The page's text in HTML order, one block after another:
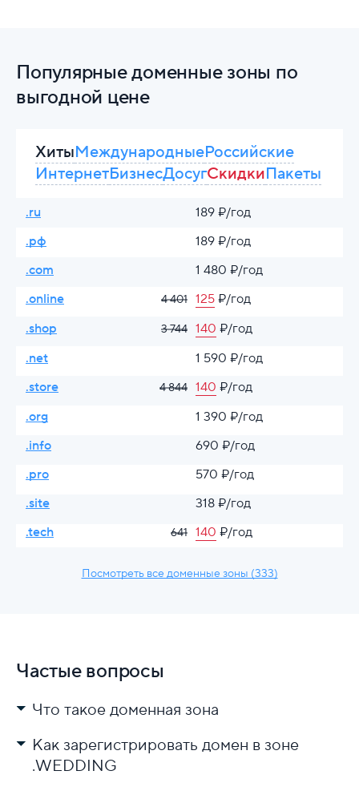
Популярные доменные зоны по
выгодной цене
ХитыМеждународныеРоссийские
ИнтернетБизнесДосугСкидкиПакеты
.ru
189 ₽/год
.рф
189 ₽/год
.com
1 480 ₽/год
.online
4 401 125 ₽/год
.shop
3 744 140 ₽/год
.net
1 590 ₽/год
.store
4 844 140 ₽/год
.org
1 390 ₽/год
.info
690 ₽/год
.pro
570 ₽/год
.site
318 ₽/год
.tech
641 140 ₽/год
Посмотреть все доменные зоны (333)
Частые вопросы
Что такое доменная зона
Как зарегистрировать домен в зоне
.WEDDING